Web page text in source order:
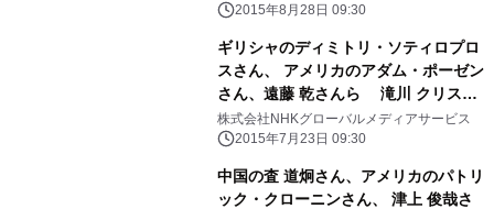
和の今後」について議論
2015年8月28日 09:30
ギリシャのディミトリ・ソティロプロ
スさん、 アメリカのアダム・ポーゼン
さん、遠藤 乾さんら 滝川 クリステ
ル司会の「NHK」の国際討論番組で
「ギリシャ債務危機」について議論
株式会社NHKグローバルメディアサービス
2015年7月23日 09:30
中国の査 道炯さん、アメリカのパトリ
ック・クローニンさん、 津上 俊哉さ